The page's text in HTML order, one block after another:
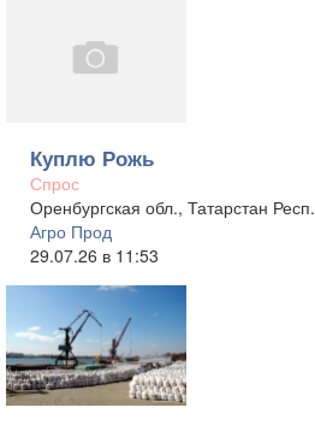
Куплю Рожь
Спрос
Оренбургская обл., Татарстан Респ.
Агро Прод
29.07.26 в 11:53